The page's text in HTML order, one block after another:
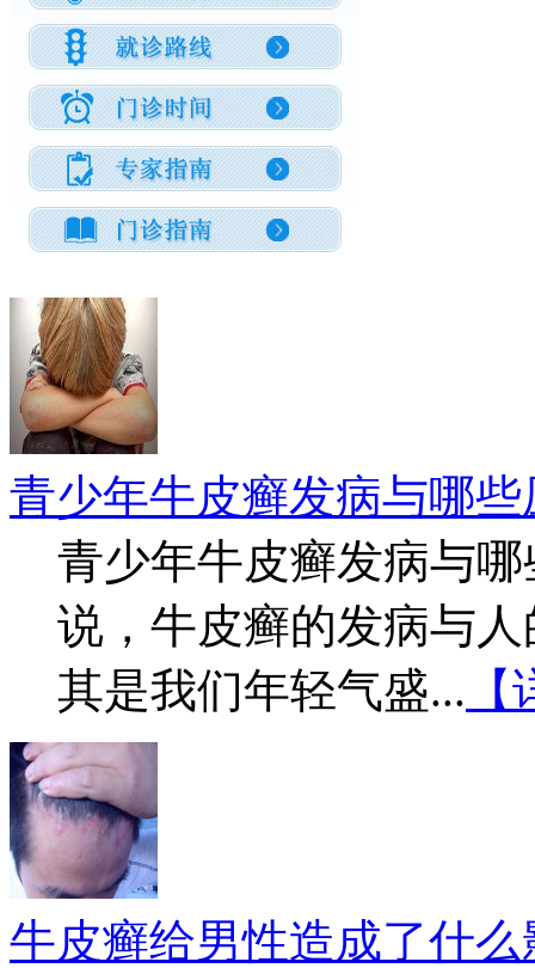
青少年牛皮癣发病与哪
青少年牛皮癣发病与
说，牛皮癣的发病与
其是我们年轻气盛...
牛皮癣给男性造成了什么